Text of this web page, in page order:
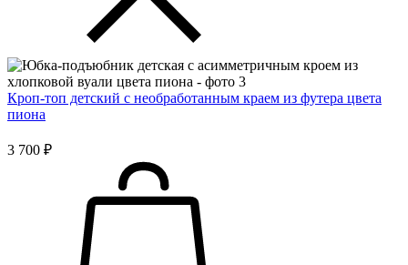
Кроп-топ детский с необработанным краем из футера цвета
пиона
3 700 ₽